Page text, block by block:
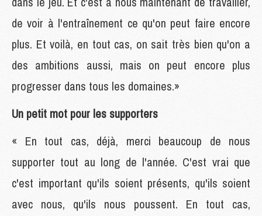
de voir à l'entraînement ce qu'on peut faire encore
plus. Et voilà, en tout cas, on sait très bien qu'on a
des ambitions aussi, mais on peut encore plus
progresser dans tous les domaines.»
Un petit mot pour les supporters
« En tout cas, déjà, merci beaucoup de nous
supporter tout au long de l'année. C'est vrai que
c'est important qu'ils soient présents, qu'ils soient
avec nous, qu'ils nous poussent. En tout cas,